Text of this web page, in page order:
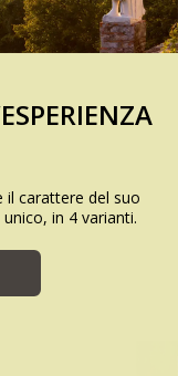
il carattere del suo
in 4 varianti.